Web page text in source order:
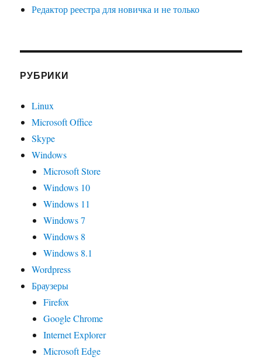
Редактор реестра для новичка и не только
РУБРИКИ
Linux
Microsoft Office
Skype
Windows
Microsoft Store
Windows 10
Windows 11
Windows 7
Windows 8
Windows 8.1
Wordpress
Браузеры
Firefox
Google Chrome
Internet Explorer
Microsoft Edge